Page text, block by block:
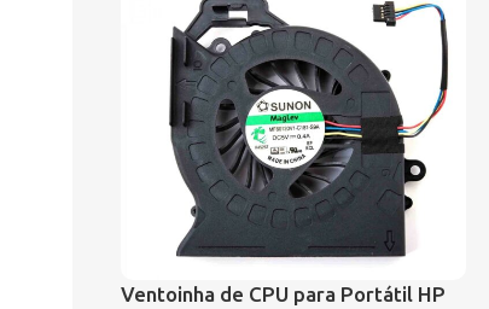
Ventoinha de CPU para Portátil HP